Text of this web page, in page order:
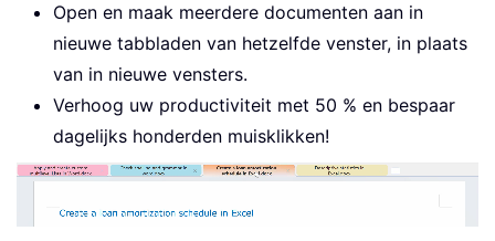
Open en maak meerdere documenten aan in
nieuwe tabbladen van hetzelfde venster, in plaats
van in nieuwe vensters.
Verhoog uw productiviteit met 50 % en bespaar
dagelijks honderden muisklikken!